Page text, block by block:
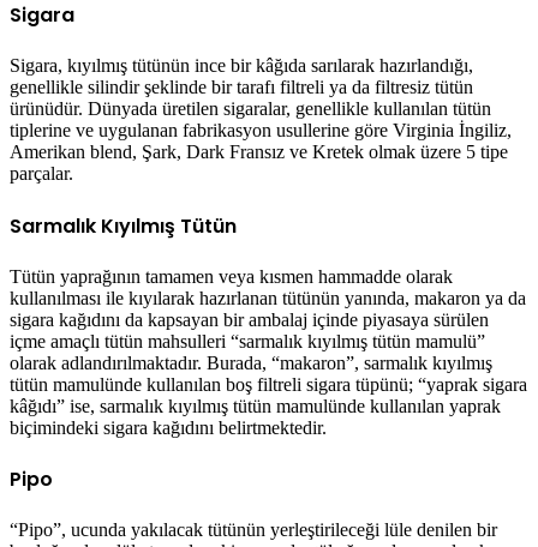
Sigara
Sigara, kıyılmış tütünün ince bir kâğıda sarılarak hazırlandığı,
genellikle silindir şeklinde bir tarafı filtreli ya da filtresiz tütün
ürünüdür. Dünyada üretilen sigaralar, genellikle kullanılan tütün
tiplerine ve uygulanan fabrikasyon usullerine göre Virginia İngiliz,
Amerikan blend, Şark, Dark Fransız ve Kretek olmak üzere 5 tipe
parçalar.
Sarmalık Kıyılmış Tütün
Tütün yaprağının tamamen veya kısmen hammadde olarak
kullanılması ile kıyılarak hazırlanan tütünün yanında, makaron ya da
sigara kağıdını da kapsayan bir ambalaj içinde piyasaya sürülen
içme amaçlı tütün mahsulleri “sarmalık kıyılmış tütün mamulü”
olarak adlandırılmaktadır. Burada, “makaron”, sarmalık kıyılmış
tütün mamulünde kullanılan boş filtreli sigara tüpünü; “yaprak sigara
kâğıdı” ise, sarmalık kıyılmış tütün mamulünde kullanılan yaprak
biçimindeki sigara kağıdını belirtmektedir.
Pipo
“Pipo”, ucunda yakılacak tütünün yerleştirileceği lüle denilen bir